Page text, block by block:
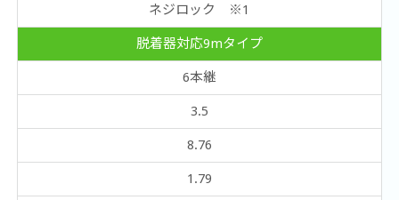
ネジロック ※1
脱着器対応9mタイプ
6本継
3.5
8.76
1.79